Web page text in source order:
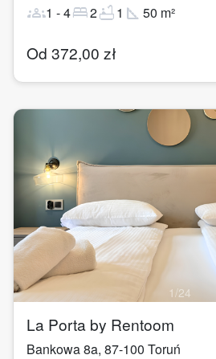
groups1 -4bed2bathtub1 square_foot 50 m²
Od 372,00 zł
1/24
La Porta by Rentoom
Bankowa 8a, 87-100 Toruń